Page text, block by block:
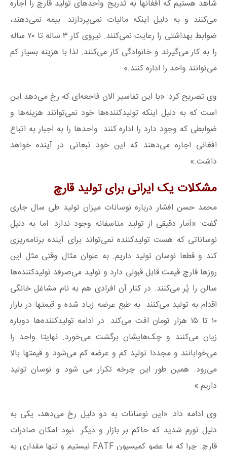
شاهد هستیم که افغانها به تدریج واحدهای تولید قارچ را اجاره
می‌کنند و به دلیل اینکه مالیات نمی‌پردازند. بیمه نمی‌دهند،
ضوابط بهداشتی را رعایت نمی‌کنند. نیروی کار ۳ ساله تا ۷۰ ساله
را به کار می‌گیرند و خانوادگی کار می‌کنند. لذا با هزینه بسیار کم
می‌توانند واحد را اداره کنند.»
وی تصریح کرد: «با این تفاسیر الان فاجعه‌ای که رخ می‌دهد این
است که به دلیل اینکه تولیدکننده‌ها خود نمی‌توانند هزینه‌ها و
ضوابطی که وجود دارد را اداره کنند. واحدها را به اجبار به اتباع
افغانی اجاره می‌دهند که این خود تبعاتی در آینده خواهد
داشت.»
مشکلات یک ایرانی برای تولید قارچ
محمد حسن افشار درباره نوسانات میزان تولید طی سال جاری
گفت: «آمار دقیقی از تولید متاسفانه وجود ندارد. اما به دلیل
نوساناتی که هست تولیدکننده نمی‌تواند برای آینده برنامه‌ریزی
کند و قطعا نوسان تولید داریم. به عنوان مثال وقتی مثل این
روزها قارچ قیمت قابل قبولی دارد و تولید می‌صرفد تولیدکننده‌ها
سالن را پُر می‌کنند. در کنار آن افرادی هم به نام مشاغل خانگی
اقدام به تولید می‌کنند. به طبع عرضه زیاد شده و قیمتها در بازار
۱۰ تا ۱۵ هزار تومان افت می‌کند. در ادامه تولیدکننده‌ها دوباره
زیان می‌کنند و چک‌هایشان برگشت می‌خورد. نهایتا واحد را
می‌خوابانند و مجددا تولید کم و عرضه کم می‌شود و قیمتها بالا
می‌رود. همین طور این چرخه تکرار می شود و نوسان تولید
داریم.»
وی ادامه داد: «این نوسانات به دو دلیل رخ می‌دهد، یکی به
دلیل تورم شدید که حاکم بر بازار و دیگر نبود امکان صادرات
قارچ. چرا که ما عضو کمیسیون FATF نیستیم و تنها مقداری به